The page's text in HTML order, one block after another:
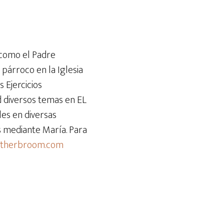
para
el
el Padre
en la Iglesia
Ejercicios
temas en EL
en diversas
María. Para